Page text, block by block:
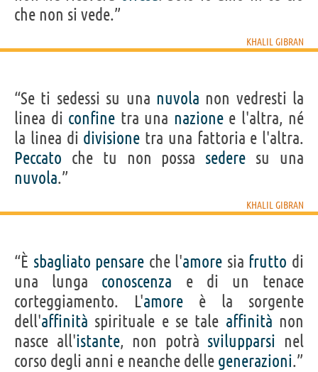
che non si vede.”
KHALIL GIBRAN
“Se ti sedessi su una nuvola non vedresti la
linea di confine tra una nazionee l'altra, né
la linea di divisione tra una fattoria e l'altra.
Peccato che tu non possa sedere su una
nuvola.”
KHALIL GIBRAN
“È sbagliato pensare che l'amore sia frutto di
una lunga conoscenza e di un tenace
corteggiamento. L'amore è la sorgente
dell'affinità spirituale e se tale affinità non
nasce all'istante, non potrà svilupparsi nel
corso degli anni e neanche delle generazioni.”